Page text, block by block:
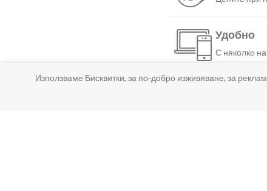
Удобно
С няколко
Можеш да
Използваме Бисквитки, за по-добро изживяване, за